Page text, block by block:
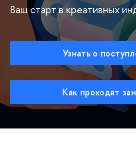
Ваш старт в креативных
Узнать о
Как проходят